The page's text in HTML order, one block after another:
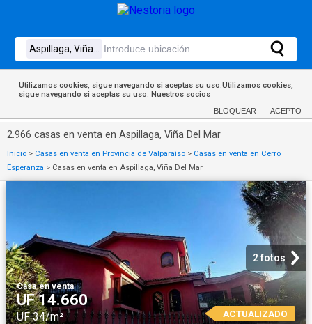
Utilizamos cookies, sigue navegando si aceptas su uso.Utilizamos cookies,
sigue navegando si aceptas su uso. Nuestros socios
BLOQUEAR ACEPTO
2.966 casas en venta en Aspillaga, Viña Del Mar
Inicio > Casas en venta en Provincia de Valparaíso > Casas en venta en Cerro
Esperanza > Casas en venta en Aspillaga, Viña Del Mar
2 fotos
Casa·en venta
UF 14.660
UF 34/m² ACTUALIZADO